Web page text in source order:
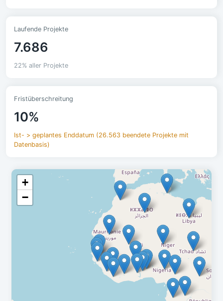
Laufende Projekte
7.686
22% aller Projekte
Fristüberschreitung
10%
Ist- > geplantes Enddatum (26.563 beendete Projekte mit
Datenbasis)
+
−